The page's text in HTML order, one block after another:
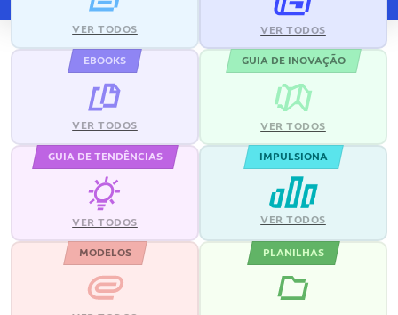
VER TODOS VER TODOS
EBOOKS
VER TODOS
GUIA DE INOVAÇÃO
VER TODOS
GUIA DE TENDÊNCIAS
VER TODOS
IMPULSIONA
VER TODOS
MODELOS PLANILHAS